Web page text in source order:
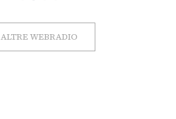
ALTRE WEBRADIO